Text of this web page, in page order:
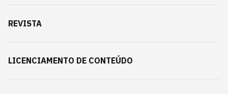
REVISTA
LICENCIAMENTO DE CONTEÚDO